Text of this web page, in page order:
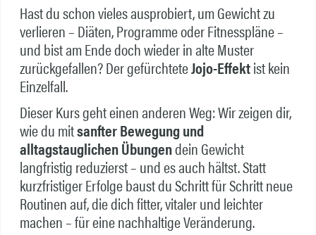
Hast du schon vieles ausprobiert, um Gewicht zu
verlieren – Diäten, Programme oder Fitnesspläne –
und bist am Ende doch wieder in alte Muster
zurückgefallen? Der gefürchteteJojo-Effektist kein
Einzelfall.
Dieser Kurs geht einen anderen Weg: Wir zeigen dir,
wie du mitsanfter Bewegung und
alltagstauglichen Übungendein Gewicht
langfristig reduzierst – und es auch hältst. Statt
kurzfristiger Erfolge baust du Schritt für Schritt neue
Routinen auf, die dich fitter, vitaler und leichter
machen – für eine nachhaltige Veränderung.